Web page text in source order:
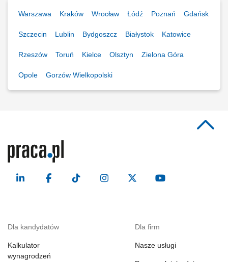
Warszawa Kraków Wrocław Łódź Poznań Gdańsk
Szczecin Lublin Bydgoszcz Białystok Katowice
Rzeszów Toruń Kielce Olsztyn Zielona Góra
Opole Gorzów Wielkopolski
Dla kandydatów
Kalkulator
wynagrodzeń
Dla firm
Nasze usługi